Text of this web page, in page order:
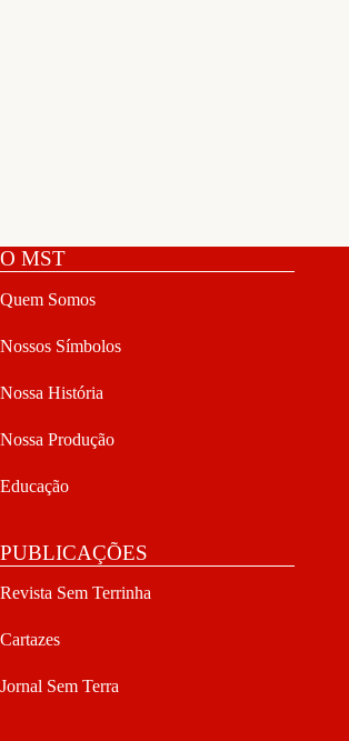
O MST
Quem Somos
Nossos Símbolos
Nossa História
Nossa Produção
Educação
PUBLICAÇÕES
Revista Sem Terrinha
Cartazes
Jornal Sem Terra